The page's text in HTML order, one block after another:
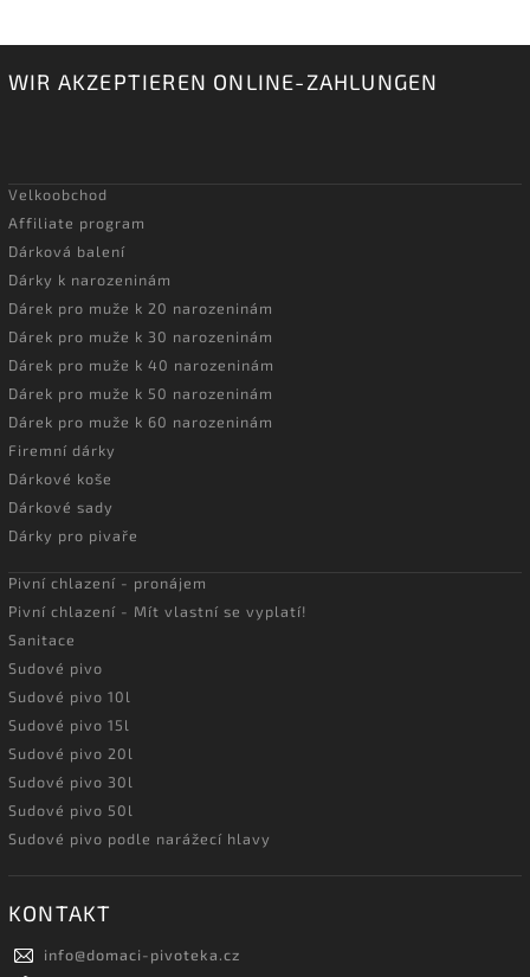
WIR AKZEPTIEREN ONLINE-ZAHLUNGEN
Velkoobchod
Affiliate program
Dárková balení
Dárky k narozeninám
Dárek pro muže k 20 narozeninám
Dárek pro muže k 30 narozeninám
Dárek pro muže k 40 narozeninám
Dárek pro muže k 50 narozeninám
Dárek pro muže k 60 narozeninám
Firemní dárky
Dárkové koše
Dárkové sady
Dárky pro pivaře
Pivní chlazení - pronájem
Pivní chlazení - Mít vlastní se vyplatí!
Sanitace
Sudové pivo
Sudové pivo 10l
Sudové pivo 15l
Sudové pivo 20l
Sudové pivo 30l
Sudové pivo 50l
Sudové pivo podle narážecí hlavy
KONTAKT
info@domaci-pivoteka.cz